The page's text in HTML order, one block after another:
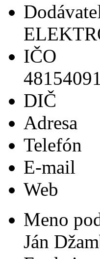
IČO
48154091
DIČ
Adresa
Telefón
E-mail
Web
Meno
Ján